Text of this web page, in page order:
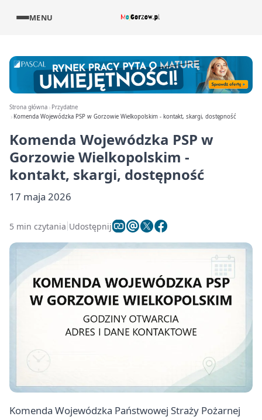
MENU
Strona główna
Przydatne
Komenda Wojewódzka PSP w Gorzowie Wielkopolskim - kontakt, skargi, dostępność
Komenda Wojewódzka PSP w
Gorzowie Wielkopolskim -
kontakt, skargi, dostępność
17 maja 2026
5 min czytania Udostępnij
Komenda Wojewódzka Państwowej Straży Pożarnej